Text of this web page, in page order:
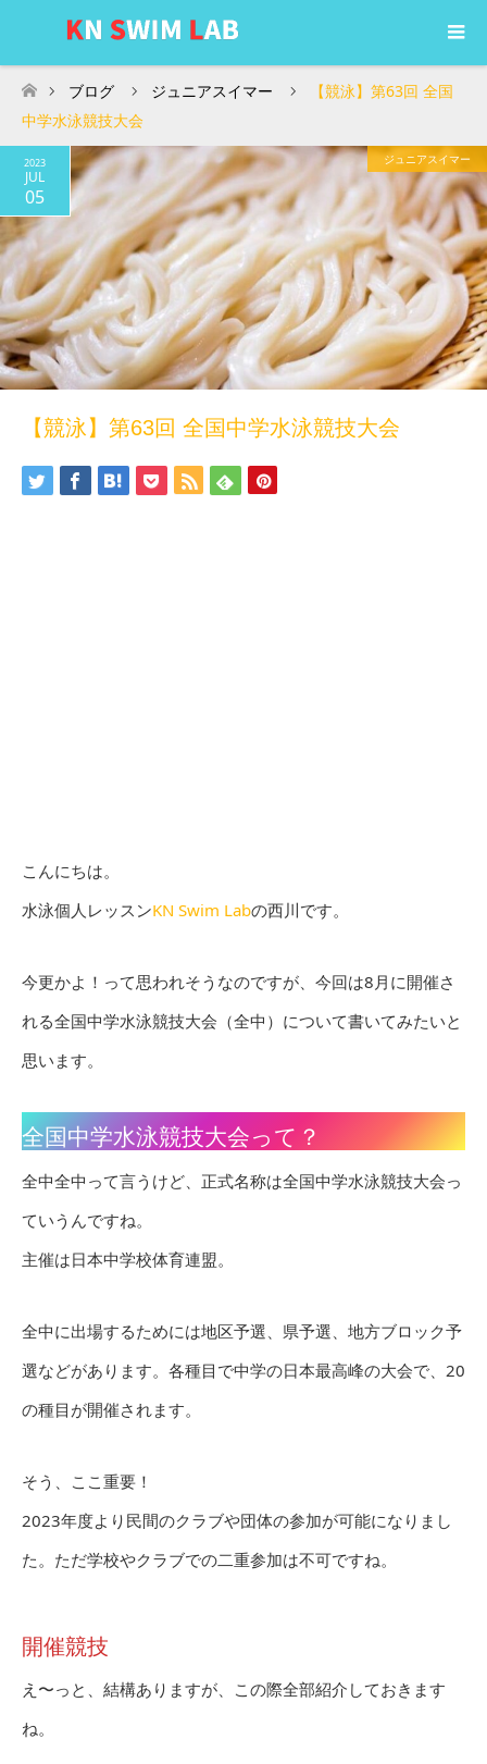
ホーム
ブログ ジュニアスイマー
【競泳】第63回 全国
中学水泳競技大会
2023
JUL
05
ジュニアスイマー
【競泳】第63回 全国中学水泳競技大会
こんにちは。
水泳個人レッスンKN Swim Labの西川です。
今更かよ！って思われそうなのですが、今回は8月に開催さ
れる全国中学水泳競技大会（全中）について書いてみたいと
思います。
全国中学水泳競技大会って？
全中全中って言うけど、正式名称は全国中学水泳競技大会っ
ていうんですね。
主催は日本中学校体育連盟。
全中に出場するためには地区予選、県予選、地方ブロック予
選などがあります。各種目で中学の日本最高峰の大会で、20
の種目が開催されます。
そう、ここ重要！
2023年度より民間のクラブや団体の参加が可能になりまし
た。ただ学校やクラブでの二重参加は不可ですね。
開催競技
え〜っと、結構ありますが、この際全部紹介しておきます
ね。